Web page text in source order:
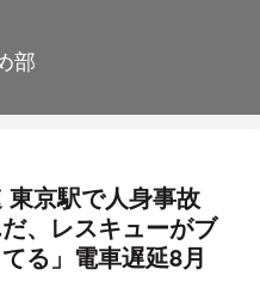
部
京駅で人身事故
、レスキューがブ
る」電車遅延8月